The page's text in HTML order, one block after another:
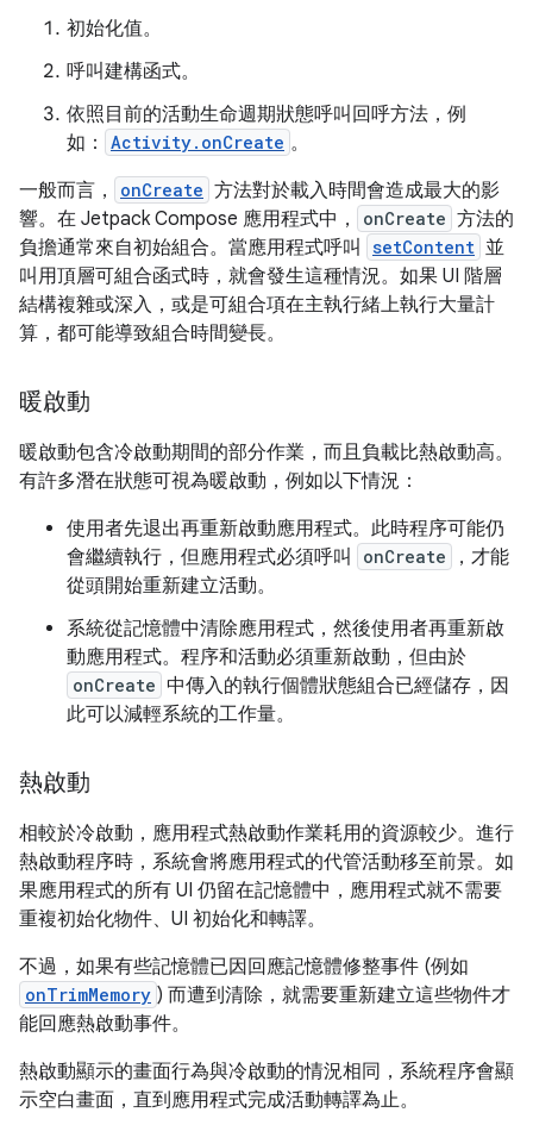
初始化值。
呼叫建構函式。
依照目前的活動生命週期狀態呼叫回呼方法，例
如：
Activity.onCreate 。
一般而言，
onCreate 方法對於載入時間會造成最大的影
響。在 Jetpack Compose 應用程式中，
onCreate 方法的
負擔通常來自初始組合。當應用程式呼叫
setContent 並
叫用頂層可組合函式時，就會發生這種情況。如果 UI 階層
結構複雜或深入，或是可組合項在主執行緒上執行大量計
算，都可能導致組合時間變長。
暖啟動
暖啟動包含冷啟動期間的部分作業，而且負載比熱啟動高。
有許多潛在狀態可視為暖啟動，例如以下情況：
使用者先退出再重新啟動應用程式。此時程序可能仍
會繼續執行，但應用程式必須呼叫
onCreate
，才能
從頭開始重新建立活動。
系統從記憶體中清除應用程式，然後使用者再重新啟
動應用程式。程序和活動必須重新啟動，但由於
onCreate 中傳入的執行個體狀態組合已經儲存，因
此可以減輕系統的工作量。
熱啟動
相較於冷啟動，應用程式熱啟動作業耗用的資源較少。進行
熱啟動程序時，系統會將應用程式的代管活動移至前景。如
果應用程式的所有 UI 仍留在記憶體中，應用程式就不需要
重複初始化物件、UI 初始化和轉譯。
不過，如果有些記憶體已因回應記憶體修整事件 (例如
onTrimMemory ) 而遭到清除，就需要重新建立這些物件才
能回應熱啟動事件。
熱啟動顯示的畫面行為與冷啟動的情況相同，系統程序會顯
示空白畫面，直到應用程式完成活動轉譯為止。